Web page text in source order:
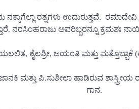
ನಕ್ಕಾಗೆಲ್ಲಾ ರತ್ನಗಳು ಉದುರುತ್ತವೆ.
ನರಸಿಂಹರಾಜು ಅವರಿಬ್ಬರನ್ನೂ ಕ್ರಮಶಃ
ಶೈಲಶ್ರೀ, ಜಯಂತಿ ಮತ್ತು ಮತ್ತೊಬ್ಬಾಕೆ
ಮತ್ತು ಪಿ.ಸುಶೀಲಾ ಹಾಡಿರುವ ಶಾಸ್ತ್ರೀಯ
ಗಾನ.